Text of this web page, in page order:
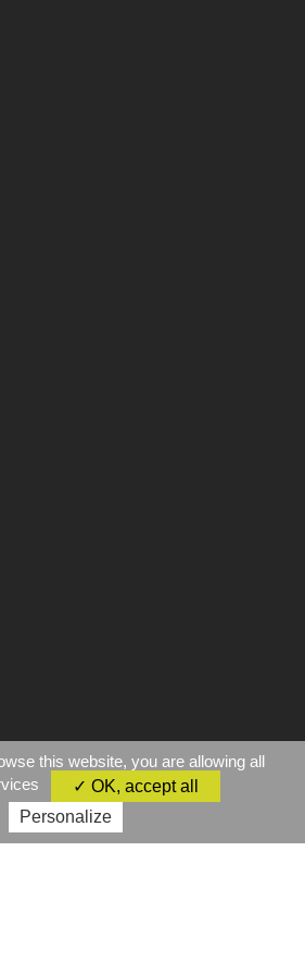
Rroû
this website, you are allowing all
✓ OK, accept all
Personalize